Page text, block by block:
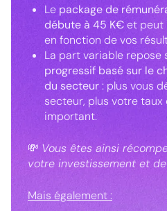
Le package de
débute à 45 K€et peut
en fonction de vos
La part variable repose
progressif basé sur le
du secteur: plus vous
secteur, plus votre
important.
💸 Vous êtes ainsi
votre investissement et
Mais également :